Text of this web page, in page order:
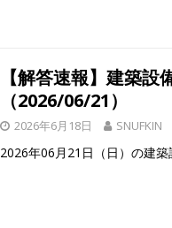
【解答速報】建築設
（2026/06/21）
2026年6月18日 SNUFKIN
2026年06月21日（日）の建